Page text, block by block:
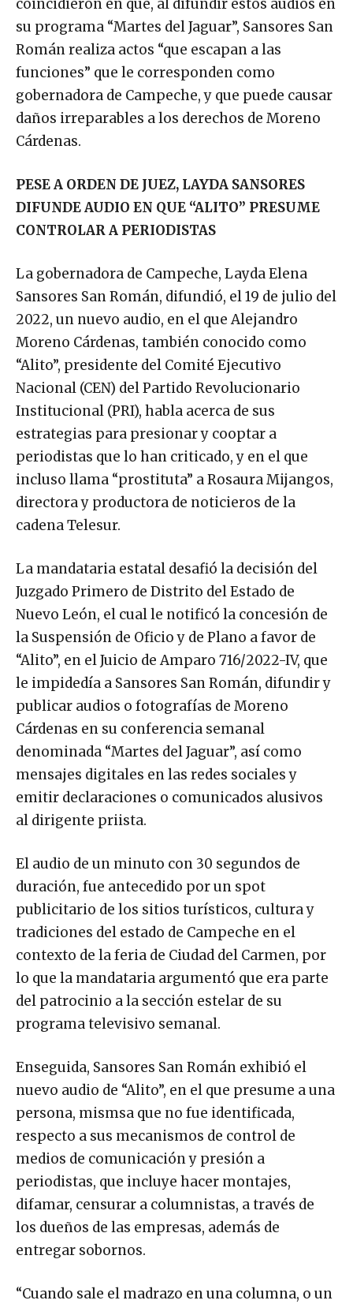
coincidieron en que, al difundir estos audios en
su programa “Martes del Jaguar”, Sansores San
Román realiza actos “que escapan a las
funciones” que le corresponden como
gobernadora de Campeche, y que puede causar
daños irreparables a los derechos de Moreno
Cárdenas.
PESE A ORDEN DE JUEZ, LAYDA SANSORES
DIFUNDE AUDIO EN QUE “ALITO” PRESUME
CONTROLAR A PERIODISTAS
La gobernadora de Campeche, Layda Elena
Sansores San Román, difundió, el 19 de julio del
2022, un nuevo audio, en el que Alejandro
Moreno Cárdenas, también conocido como
“Alito”, presidente del Comité Ejecutivo
Nacional (CEN) del Partido Revolucionario
Institucional (PRI), habla acerca de sus
estrategias para presionar y cooptar a
periodistas que lo han criticado, y en el que
incluso llama “prostituta” a Rosaura Mijangos,
directora y productora de noticieros de la
cadena Telesur.
La mandataria estatal desafió la decisión del
Juzgado Primero de Distrito del Estado de
Nuevo León, el cual le notificó la concesión de
la Suspensión de Oficio y de Plano a favor de
“Alito”, en el Juicio de Amparo 716/2022-IV, que
le impidedía a Sansores San Román, difundir y
publicar audios o fotografías de Moreno
Cárdenas en su conferencia semanal
denominada “Martes del Jaguar”, así como
mensajes digitales en las redes sociales y
emitir declaraciones o comunicados alusivos
al dirigente priista.
El audio de un minuto con 30 segundos de
duración, fue antecedido por un spot
publicitario de los sitios turísticos, cultura y
tradiciones del estado de Campeche en el
contexto de la feria de Ciudad del Carmen, por
lo que la mandataria argumentó que era parte
del patrocinio a la sección estelar de su
programa televisivo semanal.
Enseguida, Sansores San Román exhibió el
nuevo audio de “Alito”, en el que presume a una
persona, mismsa que no fue identificada,
respecto a sus mecanismos de control de
medios de comunicación y presión a
periodistas, que incluye hacer montajes,
difamar, censurar a columnistas, a través de
los dueños de las empresas, además de
entregar sobornos.
“Cuando sale el madrazo en una columna, o un